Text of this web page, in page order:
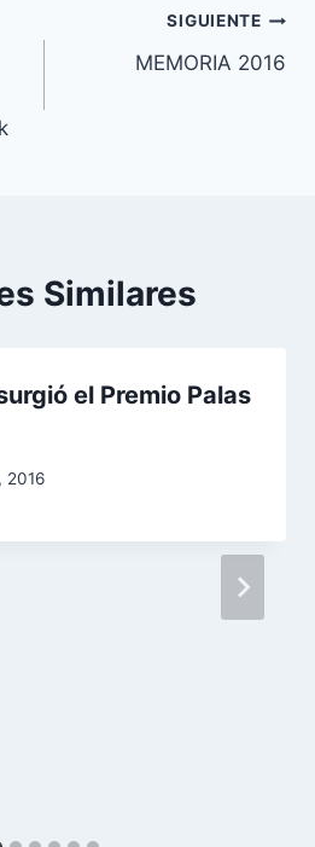
SIGUIENTE
MEMORIA 2016
Similares
el Premio Palas
2016